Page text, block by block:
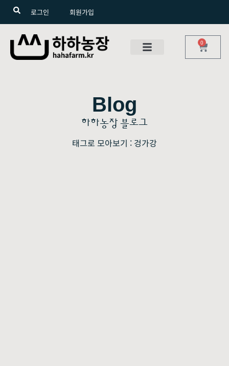
로그인 회원가입
0
Blog
하하농장 블로그
태그로 모아보기 : 겅가강